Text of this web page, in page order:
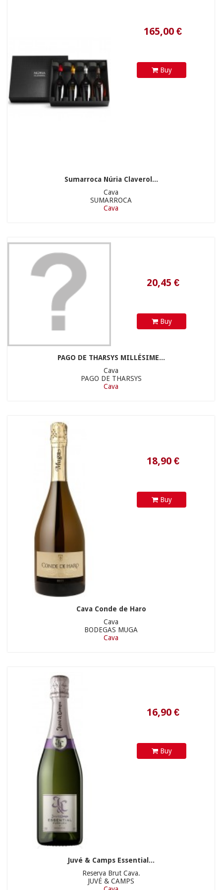
Buy
Sumarroca Núria Claverol...
Cava
SUMARROCA
Cava
Buy
PAGO DE THARSYS MILLÉSIME...
Cava
PAGO DE THARSYS
Cava
Buy
Cava Conde de Haro
Cava
BODEGAS MUGA
Cava
Buy
Juvé & Camps Essential...
Reserva Brut Cava.
JUVÉ & CAMPS
46,20 €